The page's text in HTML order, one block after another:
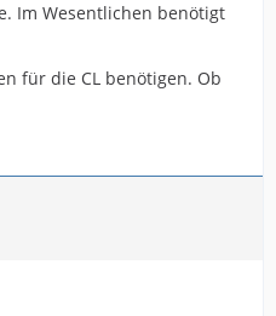
Im Wesentlichen benötigt
für die CL benötigen. Ob